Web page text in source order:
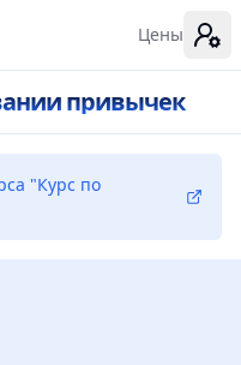
Цены
привычек
"Курс по